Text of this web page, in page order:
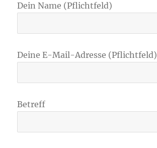
Dein Name (Pflichtfeld)
Deine E-Mail-Adresse (Pflichtfeld)
Betreff